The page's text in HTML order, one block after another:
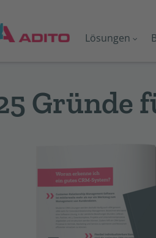
Lösungen
Gründe